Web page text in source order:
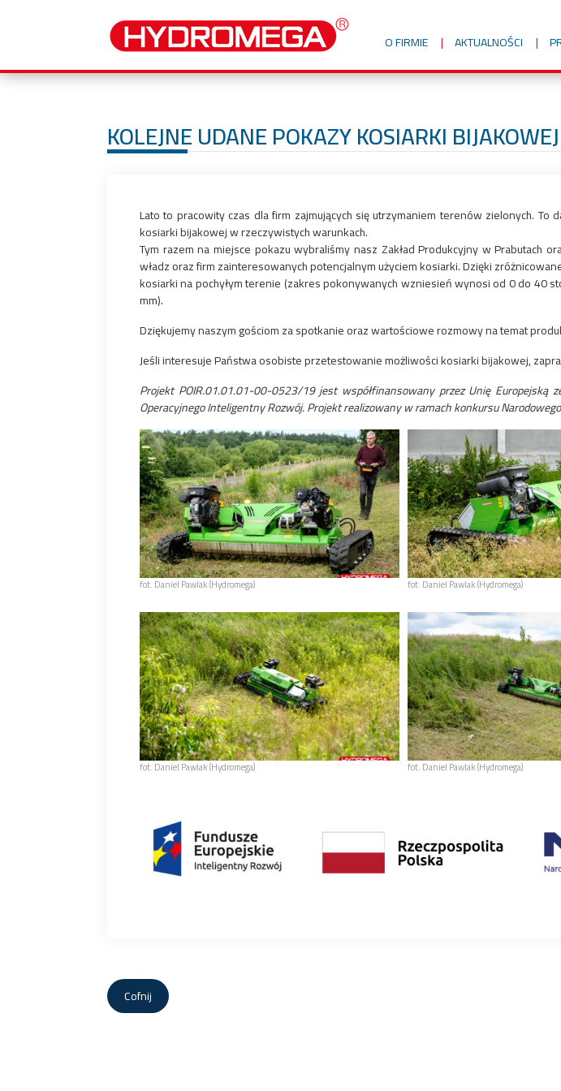
O FIRMIE AKTUALNOŚCI
KOLEJNE UDANE POKAZY KOSIARKI
Lato to pracowity czas dla firm zajmujących się utrzymaniem terenów zielonych.
kosiarki bijakowej w rzeczywistych warunkach.
Tym razem na miejsce pokazu wybraliśmy nasz Zakład Produkcyjny w Prabutach
władz oraz firm zainteresowanych potencjalnym użyciem kosiarki. Dzięki
kosiarki na pochyłym terenie (zakres pokonywanych wzniesień wynosi od 0 do 40
mm).
Dziękujemy naszym gościom za spotkanie oraz wartościowe rozmowy na temat
Jeśli interesuje Państwa osobiste przetestowanie możliwości kosiarki bijakowej,
Projekt POIR.01.01.01-00-0523/19 jest współfinansowany przez Unię Europejską
Operacyjnego Inteligentny Rozwój. Projekt realizowany w ramach konkursu
fot. Daniel Pawlak (Hydromega) fot. Daniel Pawlak (Hydromega)
fot. Daniel Pawlak (Hydromega) fot. Daniel Pawlak (Hydromega)
Cofnij